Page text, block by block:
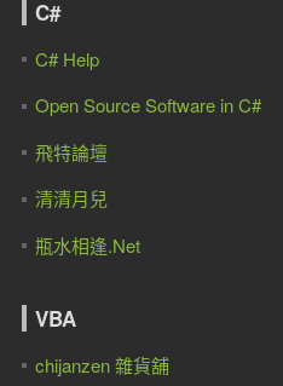
C#
C# Help
Open Source Software in C#
飛特論壇
清清月兒
瓶水相逢.Net
VBA
chijanzen 雜貨舖